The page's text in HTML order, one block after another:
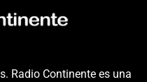
Radio Continente es una